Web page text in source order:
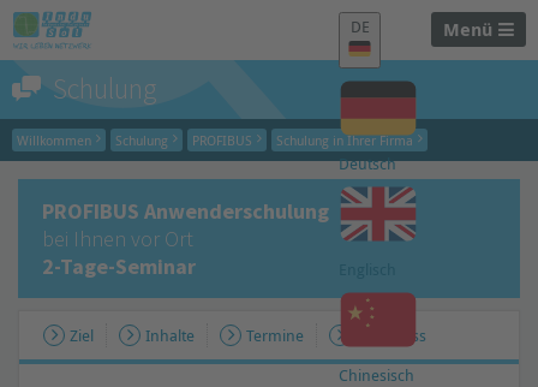
Menü
DE
Deutsch
Chinesisch
Schulung
Willkommen Schulung PROFIBUS Schulung in Ihrer Firma
PROFIBUS Anwenderschulung
bei Ihnen vor Ort
2-Tage-Seminar
Ziel Inhalte Termine Abschluss